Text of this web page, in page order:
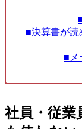
■決算書が読
■メ
社員・従業